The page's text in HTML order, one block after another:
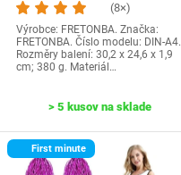
(8×)
Výrobce: FRETONBA. Značka:
FRETONBA. Číslo modelu: DIN-A4.
Rozměry balení: 30,2 x 24,6 x 1,9
cm; 380 g. Materiál…
> 5 kusov na sklade
First minute